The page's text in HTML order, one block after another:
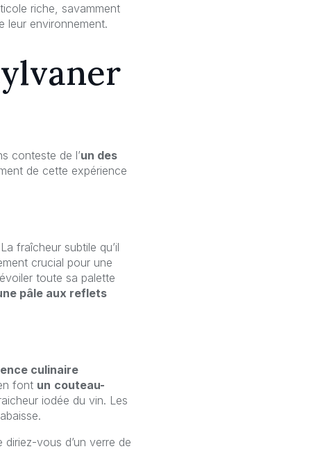
riche, savamment
leur environnement.
conteste de l’un des
de cette expérience
fraîcheur subtile qu’il
crucial pour une
toute sa palette
pâle aux reflets
culinaire
font un couteau-
iodée du vin. Les
vous d’un verre de